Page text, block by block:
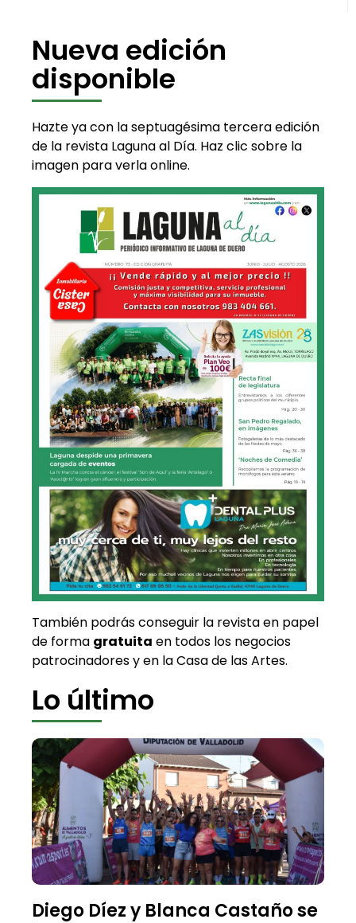
Nueva edición
disponible
Hazte ya con la septuagésima tercera edición
de la revista Laguna al Día. Haz clic sobre la
imagen para verla online.
También podrás conseguir la revista en papel
de forma gratuita en todos los negocios
patrocinadores y en la Casa de las Artes.
Lo último
Diego Díez y Blanca Castaño se